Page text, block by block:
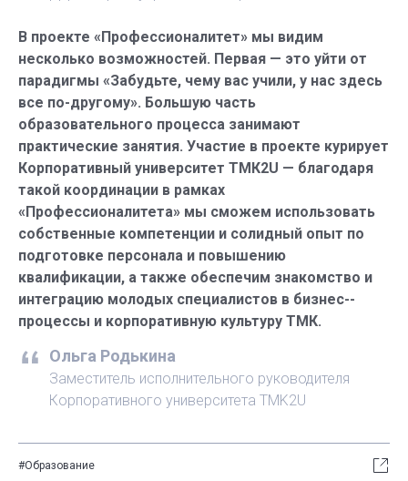
В проекте «Профессионалитет» мы видим
несколько возможностей. Первая — это уйти от
парадигмы «­Забудьте, чему вас учили, у нас здесь
все по-другому». Большую часть
образовательного процесса занимают
практические занятия. Участие в проекте курирует
Корпоративный университет ТМК2U — благодаря
такой координации в рамках
«Профессионалитета» мы сможем использовать
собственные компетенции и солидный опыт по
подготовке персонала и повышению
квалификации, а также обеспечим знакомство и
интеграцию молодых специалистов в бизнес-­
процессы и корпоративную культуру ТМК.
Ольга Родькина
Заместитель исполнительного руководителя
Корпоративного университета TMK2U
#Образование